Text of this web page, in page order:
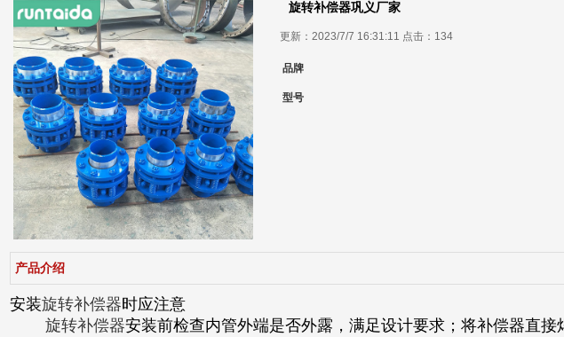
旋转补偿器巩义厂家
更新：2023/7/7 16:31:11 点击： 134
品牌
型号
产品介绍
安装旋转补偿器时应注意
旋转补偿器安装前检查内管外端是否外露，满足设计要求； 将补偿器直接